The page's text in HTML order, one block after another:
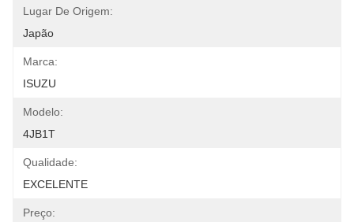
Lugar De Origem:
Japão
Marca:
ISUZU
Modelo:
4JB1T
Qualidade:
EXCELENTE
Preço: